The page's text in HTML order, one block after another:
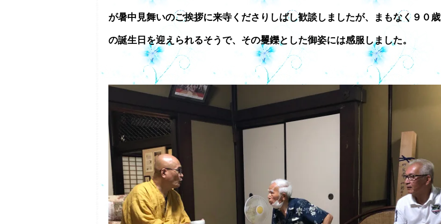
が暑中見舞いのご挨拶に来寺くださりしばし歓談しましたが、まもなく９０歳
の誕生日を迎えられるそうで、その矍鑠とした御姿には感服しました。